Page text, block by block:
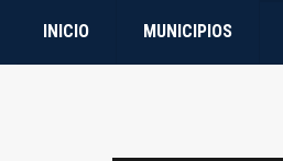
INICIO MUNICIPIOS